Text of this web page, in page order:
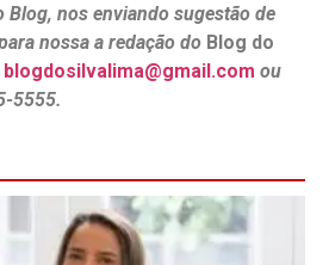
Blog, nos enviando sugestão de
nossa a redação do Blog do
blogdosilvalima@gmail.com ou
5555.